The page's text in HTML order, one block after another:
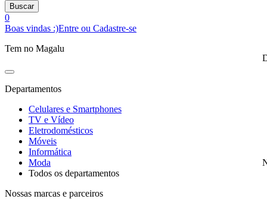
Buscar
0
Boas vindas :)Entre ou Cadastre-se
Tem no Magalu
Departamentos
Celulares e Smartphones
TV e Vídeo
Eletrodomésticos
Móveis
Informática
Moda
Todos os departamentos
Nossas marcas e parceiros